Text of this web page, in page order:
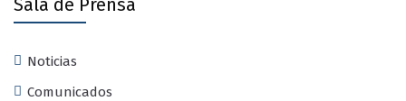
Sala de Prensa
Noticias
Comunicados